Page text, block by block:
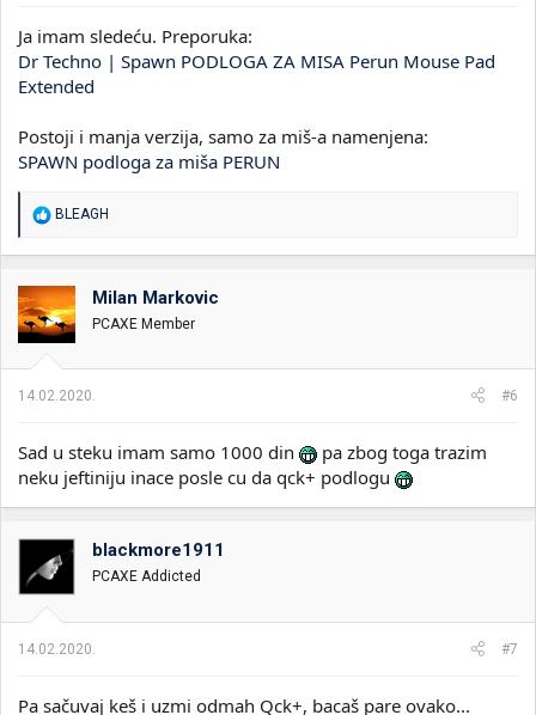
Ja imam sledeću. Preporuka:
Dr Techno | Spawn PODLOGA ZA MISA Perun Mouse Pad
Extended
Postoji i manja verzija, samo za miš-a namenjena:
SPAWN podloga za miša PERUN
R
o
v
a
n
:
BLEAGH
Milan Markovic
PCAXE Member
14.02.2020. #6
Sad u steku imam samo 1000 din
pa zbog toga trazim
neku jeftiniju inace posle cu da qck+ podlogu
blackmore1911
PCAXE Addicted
14.02.2020. #7
Pa sačuvaj keš i uzmi odmah Qck+, bacaš pare ovako...